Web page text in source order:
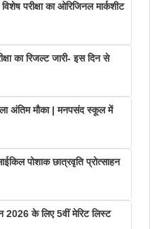
परीक्षा का ओरिजिनल मार्कशीट
का रिजल्ट जारी- इस दिन से
अंतिम मौका | मनपसंद स्कूल में
पोशाक छात्रवृति प्रोत्साहन
2026 के लिए 5वीं मेरिट लिस्ट